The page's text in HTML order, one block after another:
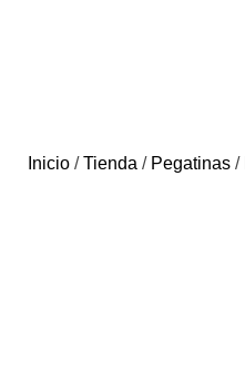
Inicio /Tienda / Pegatinas /